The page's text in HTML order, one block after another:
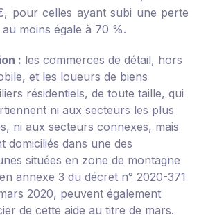
pour celles ayant subi une perte
moins égale à 70 %.
: les commerces de détail, hors
et les loueurs de biens
résidentiels, de toute taille, qui
ni aux secteurs les plus
ni aux secteurs connexes, mais
domiciliés dans une des
situées en zone de montagne
annexe 3 du décret n° 2020-371
2020, peuvent également
de cette aide au titre de mars.